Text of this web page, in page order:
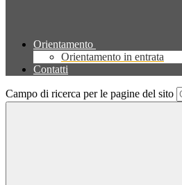
Orientamento
Orientamento in entrata
Contatti
Campo di ricerca per le pagine del sito